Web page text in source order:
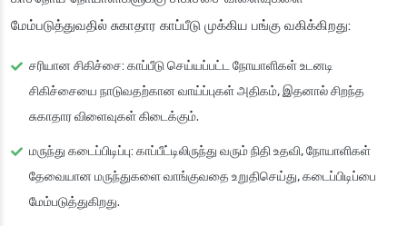
மேம்படுத்துவதில் சுகாதார காப்பீடு முக்கிய பங்கு வகிக்கிறது:
சரியான சிகிச்சை: காப்பீடு செய்யப்பட்ட நோயாளிகள் உடனடி
சிகிச்சையை நாடுவதற்கான வாய்ப்புகள் அதிகம், இதனால் சிறந்த
சுகாதார விளைவுகள் கிடைக்கும்.
மருந்து கடைப்பிடிப்பு: காப்பீட்டிலிருந்து வரும் நிதி உதவி, நோயாளிகள்
தேவையான மருந்துகளை வாங்குவதை உறுதிசெய்து, கடைப்பிடிப்பை
மேம்படுத்துகிறது.